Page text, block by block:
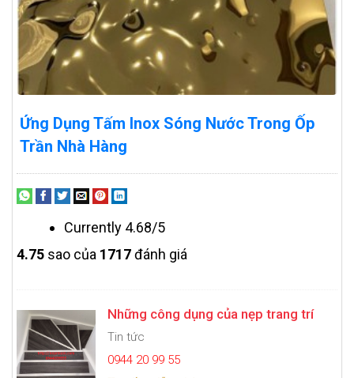
Ứng Dụng Tấm Inox Sóng Nước Trong Ốp
Trần Nhà Hàng
Currently 4.68/5
4.75 sao của 1717đánh giá
Những công dụng của nẹp trang trí
Tin tức
0944 20 99 55